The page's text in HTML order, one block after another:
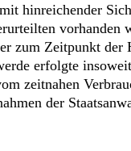
hinreichender
zum Zeitpunkt der
erfolgte
zeitnahen
der